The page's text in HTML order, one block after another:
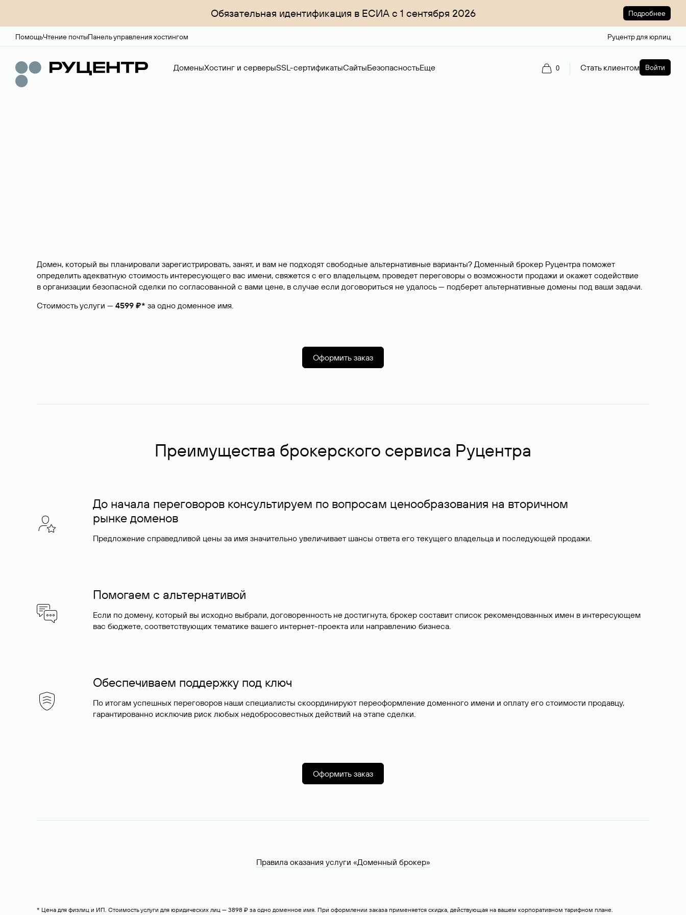
Обязательная идентификация в ЕСИА с 1 сентября 2026 Подробнее
ПомощьЧтение почтыПанель управления хостингом Руцентр для юрлиц
ДоменыХостинг и серверыSSL-сертификатыСайтыБезопасностьЕще 0 Стать клиентом Войти
Домен, который вы планировали зарегистрировать, занят, и вам не подходят свободные альтернативные варианты? Доменный брокер Руцентра поможет
определить адекватную стоимость интересующего вас имени, свяжется с его владельцем, проведет переговоры о возможности продажи и окажет содействие
в организации безопасной сделки по согласованной с вами цене, в случае если договориться не удалось — подберет альтернативные домены под ваши задачи.
Стоимость услуги — 4599 ₽* за одно доменное имя.
Оформить заказ
Преимущества брокерского сервиса Руцентра
До начала переговоров консультируем по вопросам ценообразования на вторичном
рынке доменов
Предложение справедливой цены за имя значительно увеличивает шансы ответа его текущего владельца и последующей продажи.
Помогаем с альтернативой
Если по домену, который вы исходно выбрали, договоренность не достигнута, брокер составит список рекомендованных имен в интересующем
вас бюджете, соответствующих тематике вашего интернет-проекта или направлению бизнеса.
Обеспечиваем поддержку под ключ
По итогам успешных переговоров наши специалисты скоординируют переоформление доменного имени и оплату его стоимости продавцу,
гарантированно исключив риск любых недобросовестных действий на этапе сделки.
Оформить заказ
Правила оказания услуги «Доменный брокер»
* Цена для физлиц и ИП. Стоимость услуги для юридических лиц — 3898 ₽ за одно доменное имя. При оформлении заказа применяется скидка, действующая на вашем корпоративном тарифном плане.